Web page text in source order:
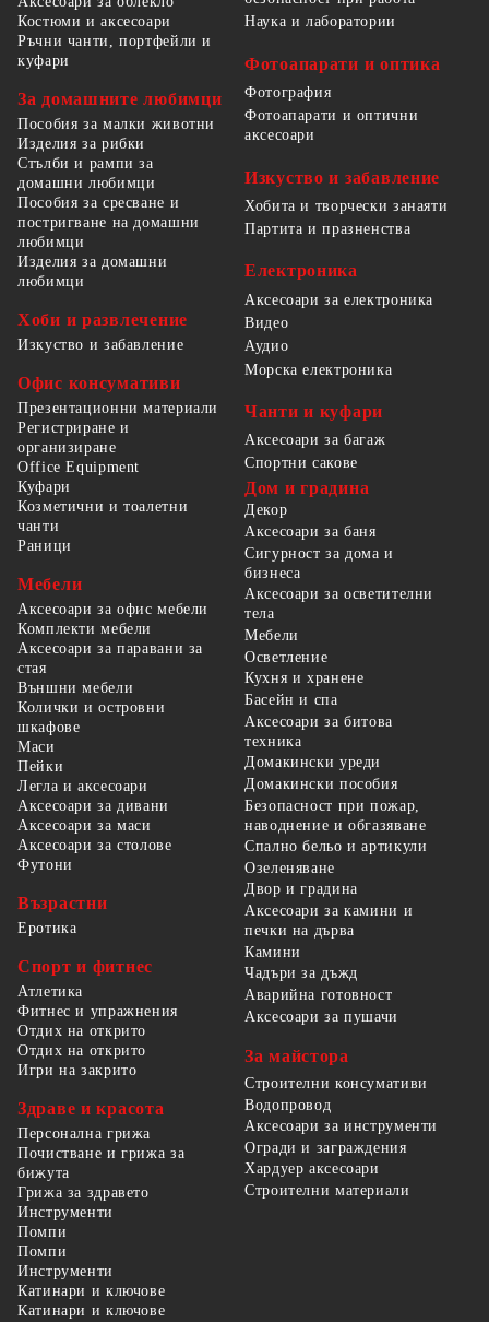
Костюми и аксесоари
Ръчни чанти, портфейли и
куфари
За домашните любимци
Пособия за малки животни
Изделия за рибки
Стълби и рампи за
домашни любимци
Пособия за сресване и
постригване на домашни
любимци
Изделия за домашни
любимци
Хоби и развлечение
Изкуство и забавление
Офис консумативи
Презентационни материали
Регистриране и
организиране
Office Equipment
Наука и лаборатории
Фотоапарати и оптика
Фотография
Фотоапарати и оптични
аксесоари
Изкуство и забавление
Хобита и творчески занаяти
Партита и празненства
Електроника
Аксесоари за електроника
Видео
Аудио
Морска електроника
Чанти и куфари
Аксесоари за багаж
Спортни сакове
Куфари
Козметични и тоалетни
чанти
Раници
Мебели
Аксесоари за офис мебели
Комплекти мебели
Аксесоари за паравани за
стая
Външни мебели
Колички и островни
шкафове
Маси
Пейки
Легла и аксесоари
Аксесоари за дивани
Аксесоари за маси
Аксесоари за столове
Футони
Възрастни
Еротика
Спорт и фитнес
Атлетика
Фитнес и упражнения
Отдих на открито
Отдих на открито
Игри на закрито
Здраве и красота
Персонална грижа
Почистване и грижа за
бижута
Грижа за здравето
Дом и градина
Декор
Аксесоари за баня
Сигурност за дома и
бизнеса
Аксесоари за осветителни
тела
Мебели
Осветление
Кухня и хранене
Басейн и спа
Аксесоари за битова
техника
Домакински уреди
Домакински пособия
Безопасност при пожар,
наводнение и обгазяване
Спално бельо и артикули
Озеленяване
Двор и градина
Аксесоари за камини и
печки на дърва
Камини
Чадъри за дъжд
Аварийна готовност
Аксесоари за пушачи
За майстора
Строителни консумативи
Водопровод
Аксесоари за инструменти
Огради и заграждения
Хардуер аксесоари
Строителни материали
Инструменти
Помпи
Помпи
Инструменти
Катинари и ключове
Катинари и ключове